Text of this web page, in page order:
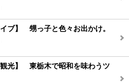
イブ】 甥っ子と色々お出かけ。
観光】 東栃木で昭和を味わうツ